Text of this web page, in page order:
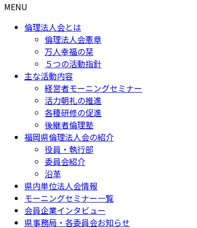
MENU
倫理法人会とは
倫理法人会憲章
万人幸福の栞
５つの活動指針
主な活動内容
経営者モーニングセミナー
活力朝礼の推進
各種研修の促進
後継者倫理塾
福岡県倫理法人会の紹介
役員・執行部
委員会紹介
沿革
県内単位法人会情報
モーニングセミナー一覧
会員企業インタビュー
県事務局・各委員会お知らせ